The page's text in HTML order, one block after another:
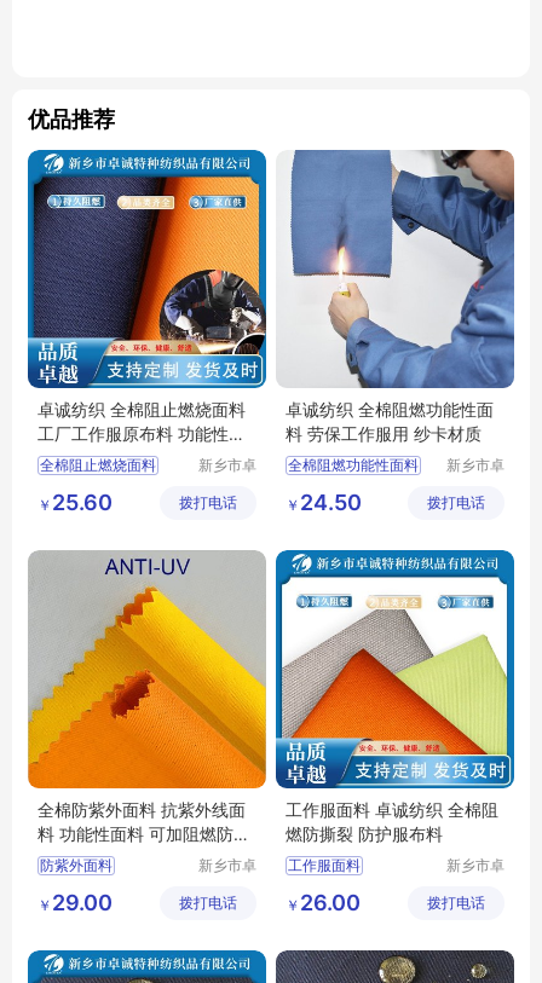
优品推荐
卓诚纺织 全棉阻止燃烧面料
工厂工作服原布料 功能性布
天然纤维棉
全棉阻止燃烧面料
阻燃布厂家
新乡市卓
织品有限
￥ 25.60 拨打电话
卓诚纺织 全棉阻燃功能性面
料 劳保工作服用 纱卡材质
全棉阻燃功能性面料
阻燃布厂家
新乡市卓
织品有限
￥ 24.50 拨打电话
全棉防紫外面料 抗紫外线面
料 功能性面料 可加阻燃防静
电功能
防紫外面料
功能性面料
工装面料
新乡市卓
织品有限
￥ 29.00 拨打电话
工作服面料 卓诚纺织 全棉阻
燃防撕裂 防护服布料
工作服面料
全棉阻燃面料
阻燃布
新乡市卓
织品有限
￥ 26.00 拨打电话